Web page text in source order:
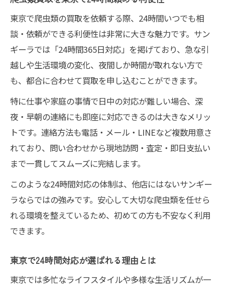
東京で爬虫類の買取を依頼する際、24時間いつでも相
談・依頼ができる利便性は非常に大きな魅力です。サン
ギーラでは「24時間365日対応」を掲げており、急な引
越しや生活環境の変化、夜間しか時間が取れない方で
も、都合に合わせて買取を申し込むことができます。
特に仕事や家庭の事情で日中の対応が難しい場合、深
夜・早朝の連絡にも即座に対応できるのは大きなメリッ
トです。連絡方法も電話・メール・LINEなど複数用意さ
れており、問い合わせから現地訪問・査定・即日支払い
まで一貫してスムーズに完結します。
このような24時間対応の体制は、他店にはないサンギー
ラならではの強みです。安心して大切な爬虫類を任せら
れる環境を整えているため、初めての方も不安なく利用
できます。
東京で24時間対応が選ばれる理由とは
東京では多忙なライフスタイルや多様な生活リズムが一